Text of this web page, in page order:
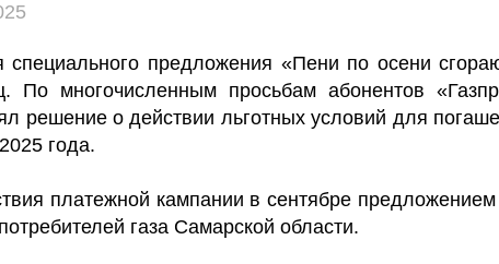
специального предложения «Пени по осени
По многочисленным просьбам абонентов
решение о действии льготных условий для
года.
платежной кампании в сентябре предложением
газа Самарской области.